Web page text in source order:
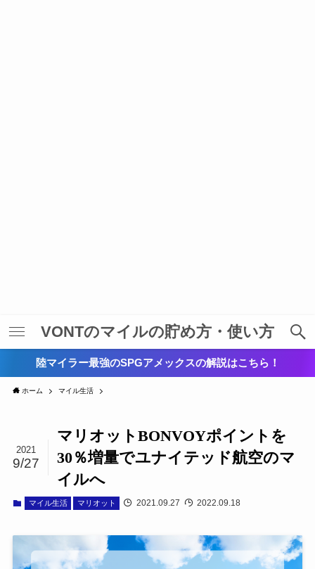
VONTのマイルの貯め方・使い方
陸マイラー最強のSPGアメックスの解説はこちら！
ホーム マイル生活
マリオットBONVOYポイントを
30％増量でユナイテッド航空のマ
イルへ
2021
9/27
マイル生活 マリオット 2021.09.27 2022.09.18